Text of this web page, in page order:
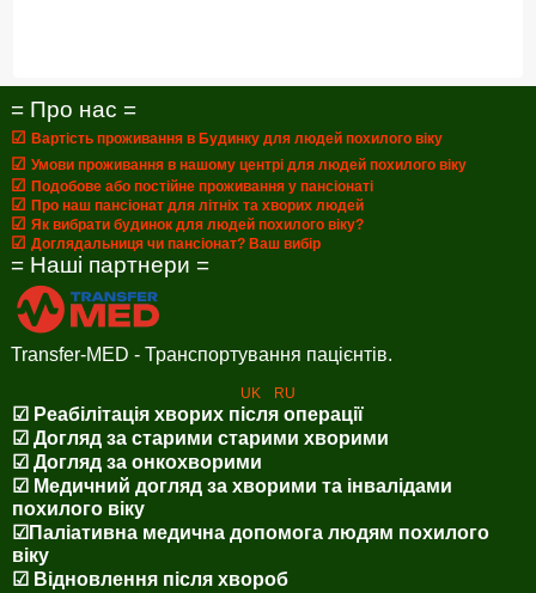
= Про нас =
☑ Вартість проживання в Будинку для людей похилого віку
☑ Умови проживання в нашому центрі для людей похилого віку
☑ Подобове або постійне проживання у пансіонаті
☑ Про наш пансіонат для літніх та хворих людей
☑ Як вибрати будинок для людей похилого віку?
☑ Доглядальниця чи пансіонат? Ваш вибір
= Наші партнери =
Transfer-MED - Транспортування пацієнтів.
UK RU
☑ Реабілітація хворих після операції
☑ Догляд за старими старими хворими
☑ Догляд за онкохворими
☑ Медичний догляд за хворими та інвалідами
похилого віку
☑Паліативна медична допомога людям похилого
віку
☑ Відновлення після хвороб